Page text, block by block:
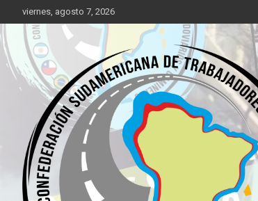
al
contenido
viernes, agosto 7, 2026